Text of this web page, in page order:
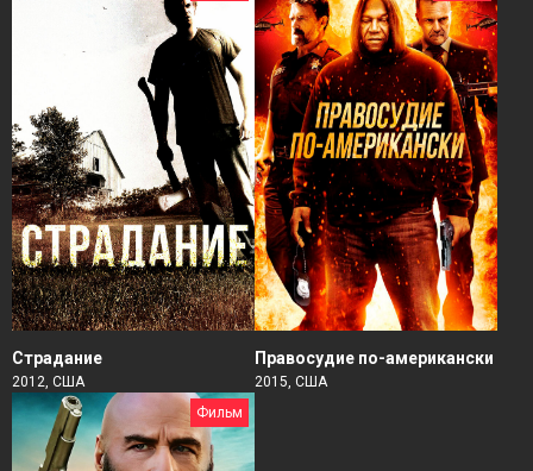
Страдание
2012, США
Правосудие по-американски
2015, США
Фильм